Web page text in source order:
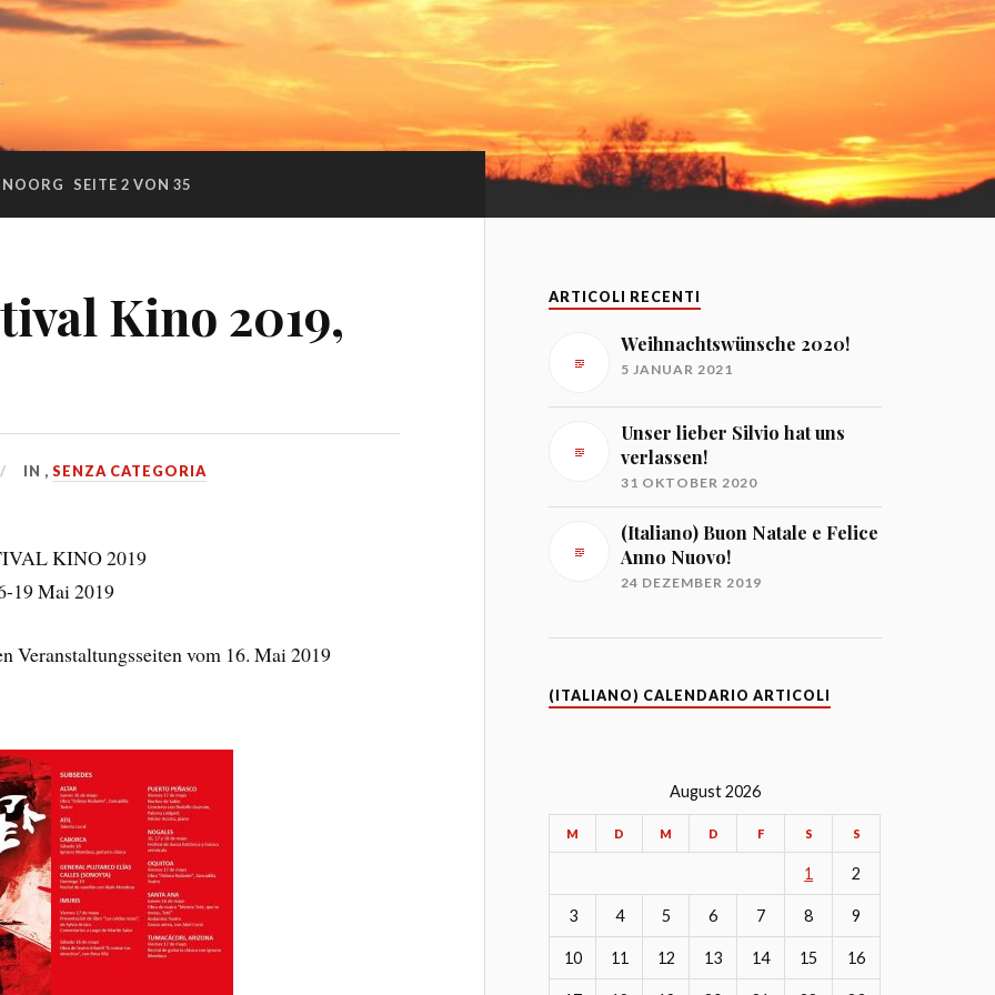
SEITE 2 VON 35
Kino 2019,
IN ,SENZA CATEGORIA
KINO 2019
19 Mai 2019
Veranstaltungsseiten vom 16. Mai 2019
ARTICOLI RECENTI
Weihnachtswünsche 2020!
5 JANUAR 2021
Unser lieber Silvio hat uns
verlassen!
31 OKTOBER 2020
(Italiano) Buon Natale e Felice
Anno Nuovo!
24 DEZEMBER 2019
(ITALIANO) CALENDARIO ARTICOLI
August 2026
M D M D F S S
1 2
3 4 5 6 7 8 9
10 11 12 13 14 15 16